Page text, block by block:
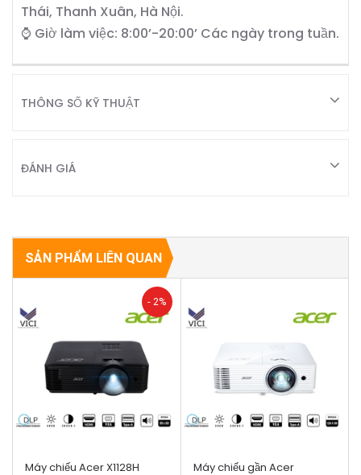
Thái, Thanh Xuân, Hà Nội.
⌚ Giờ làm việc: 8:00’-20:00’ Các ngày trong tuần.
THÔNG SỐ KỸ THUẬT
ĐÁNH GIÁ
SẢN PHẨM LIÊN QUAN
- 2%
Máy chiếu Acer X1128H Máy chiếu gần Acer